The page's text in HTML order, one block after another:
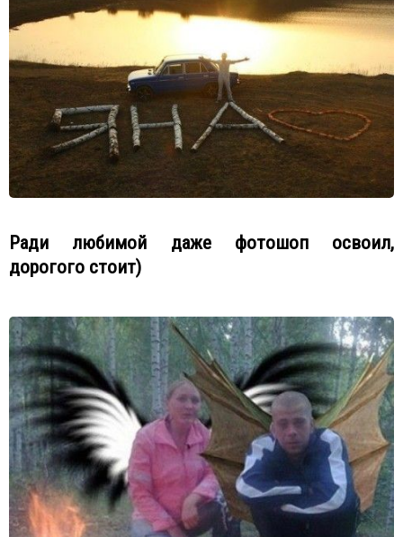
Ради любимой даже фотошоп освоил,
дорогого стоит)